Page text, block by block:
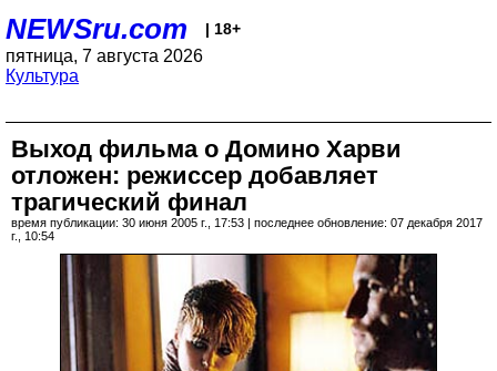
NEWSru.com | 18+
пятница, 7 августа 2026
Культура
Выход фильма о Домино Харви
отложен: режиссер добавляет
трагический финал
время публикации: 30 июня 2005 г., 17:53 | последнее обновление: 07 декабря 2017
г., 10:54